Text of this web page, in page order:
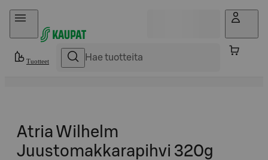
Hyppää sisältöön
Tuotteet
Atria Wilhelm
Juustomakkarapihvi 320g